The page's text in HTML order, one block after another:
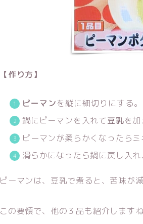
【作り方】
ピーマンを縦に細切りにする。
鍋にピーマンを入れて豆乳を加
ピーマンが柔らかくなったら
滑らかになったら鍋に戻し入れ
ピーマンは、豆乳で煮ると、苦味が
この要領で、他の３品も紹介します